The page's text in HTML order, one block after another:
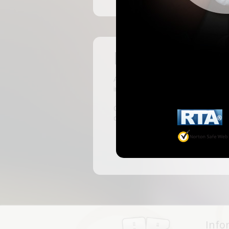
Pas encore
ABKingdom est le site français de
inscrivant, vous pourrez accéder
C'est rapide et gratuit, des milliers
discussions, faire des rencontres,